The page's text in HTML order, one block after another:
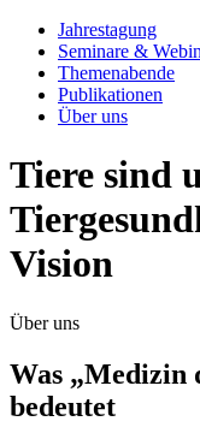
Jahrestagung
Seminare &
Themenabende
Publikationen
Über uns
Tiere sind
Vision
Über uns
Was „Medizin
bedeutet